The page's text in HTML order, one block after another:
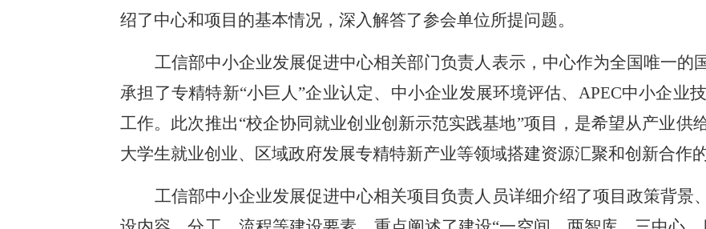
绍了中心和项目的基本情况，深入解答了参会单位所提问题。
工信部中小企业发展促进中心相关部门负责人表示，中心作为全国唯一
承担了专精特新“小巨人”企业认定、中小企业发展环境评估、APEC中小企业
工作。此次推出“校企协同就业创业创新示范实践基地”项目，是希望从产业
大学生就业创业、区域政府发展专精特新产业等领域搭建资源汇聚和创新合作的
工信部中小企业发展促进中心相关项目负责人员详细介绍了项目政策背